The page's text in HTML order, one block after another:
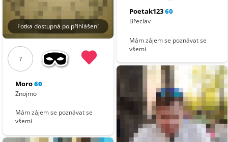
Fotka dostupná po přihlášení
?
Moro60
Znojmo
Mám zájem se poznávat se
všemi
Poetak12360
Břeclav
Mám zájem se poznávat se
všemi